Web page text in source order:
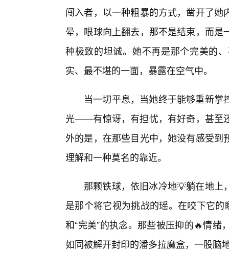
闯入者，以一种粗暴的方式，凿开了
晕，眼球向上翻去，那不是结束，而
种极致的坦诚。她不再是那个完美的
实、最不堪的一面，暴露在空气中。
当一切平息，当她终于能够重新
光——有惊讶，有担忧，有好奇，甚至
外的是，在那些目光中，她没有感受
理解和一种莫名的靠近。
那颗铁球，依旧冰冷地💡躺在地
是那个将它视为挑战的瑶。在咬下它
和“完美”的执念。那些被压抑的🔥情
如同被解开封印的潘多拉魔盒，一股脑